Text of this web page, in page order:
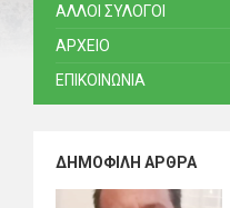
ΑΛΛΟΙ ΣΥΛΟΓΟΙ
ΑΡΧΕΙΟ
ΕΠΙΚΟΙΝΩΝΙΑ
ΔΗΜΟΦΙΛΉ ΆΡΘΡΑ